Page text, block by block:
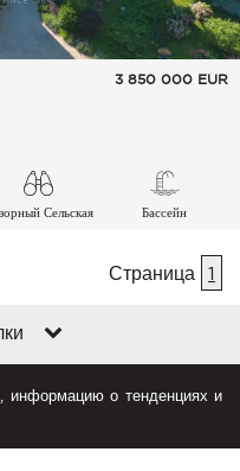
3 850 000 EUR
Сельская
Бассейн
Страница 1
информацию о тенденциях и